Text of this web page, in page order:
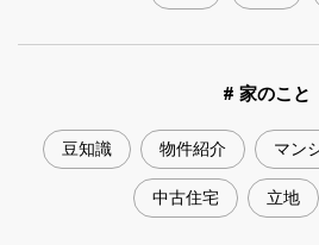
# 家のこと
豆知識 物件紹介 マン
中古住宅 立地